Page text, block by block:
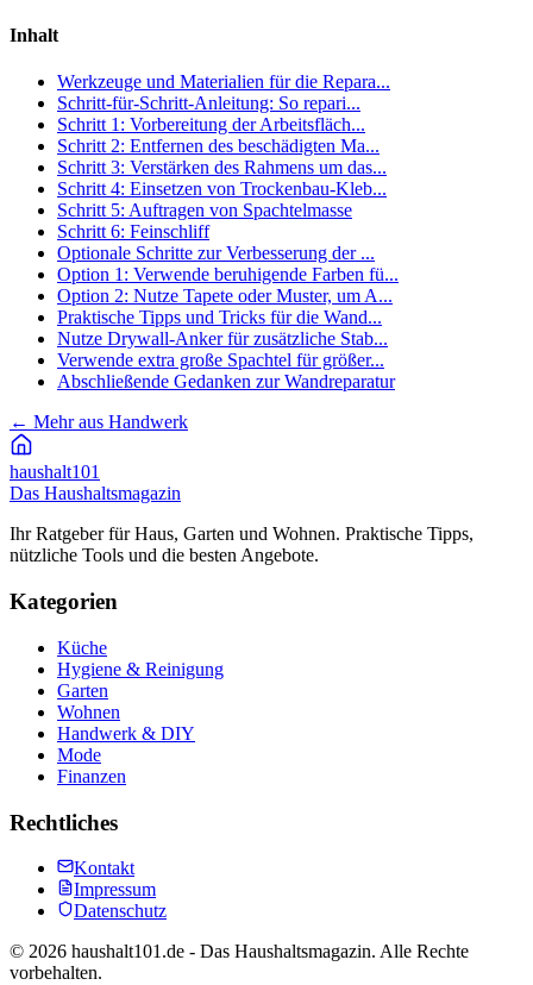
Inhalt
Werkzeuge und Materialien für die Repara...
Schritt-für-Schritt-Anleitung: So repari...
Schritt 1: Vorbereitung der Arbeitsfläch...
Schritt 2: Entfernen des beschädigten Ma...
Schritt 3: Verstärken des Rahmens um das...
Schritt 4: Einsetzen von Trockenbau-Kleb...
Schritt 5: Auftragen von Spachtelmasse
Schritt 6: Feinschliff
Optionale Schritte zur Verbesserung der ...
Option 1: Verwende beruhigende Farben fü...
Option 2: Nutze Tapete oder Muster, um A...
Praktische Tipps und Tricks für die Wand...
Nutze Drywall-Anker für zusätzliche Stab...
Verwende extra große Spachtel für größer...
Abschließende Gedanken zur Wandreparatur
← Mehr aus Handwerk
haushalt101
Das Haushaltsmagazin
Ihr Ratgeber für Haus, Garten und Wohnen. Praktische Tipps,
nützliche Tools und die besten Angebote.
Kategorien
Küche
Hygiene & Reinigung
Garten
Wohnen
Handwerk & DIY
Mode
Finanzen
Rechtliches
Kontakt
Impressum
Datenschutz
© 2026 haushalt101.de - Das Haushaltsmagazin. Alle Rechte
vorbehalten.